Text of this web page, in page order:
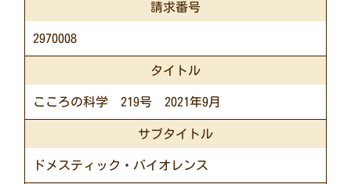
請求番号
2970008
タイトル
こころの科学 219号 2021年9月
サブタイトル
ドメスティック・バイオレンス